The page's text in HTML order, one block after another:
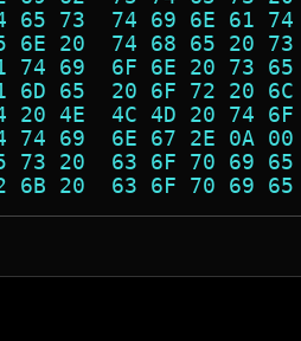
65 73  74 69 6E 61
6E 20  74 68 65 20
74 69  6F 6E 20 73
6D 65  20 6F 72 20
20 4E  4C 4D 20 74
74 69  6E 67 2E 0A
73 20  63 6F 70 69
6F 72 6B 20